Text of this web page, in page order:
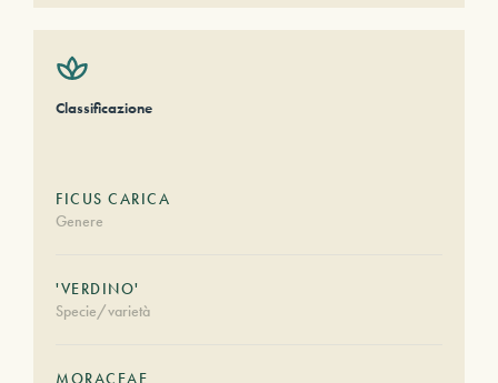
Classificazione
FICUS CARICA
Genere
'VERDINO'
Specie/varietà
MORACEAE